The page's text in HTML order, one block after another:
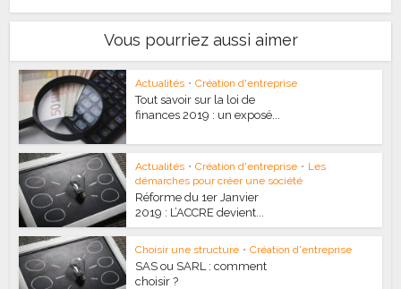
Vous pourriez aussi aimer
Actualités • Création d'entreprise
Tout savoir sur la loi de
finances 2019 : un exposé...
Actualités • Création d'entreprise • Les
démarches pour créer une société
Réforme du 1er Janvier
2019 : L’ACCRE devient...
Choisir une structure • Création d'entreprise
SAS ou SARL : comment
choisir ?